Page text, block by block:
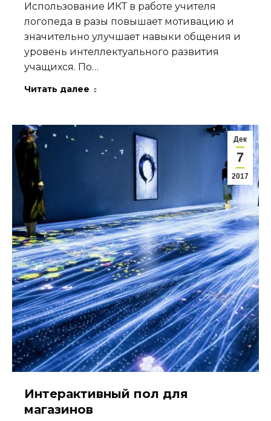
Использование ИКТ в работе учителя
логопеда в разы повышает мотивацию и
значительно улучшает навыки общения и
уровень интеллектуального развития
учащихся. По…
Читать далее
Дек
7
2017
Интерактивный пол для
магазинов